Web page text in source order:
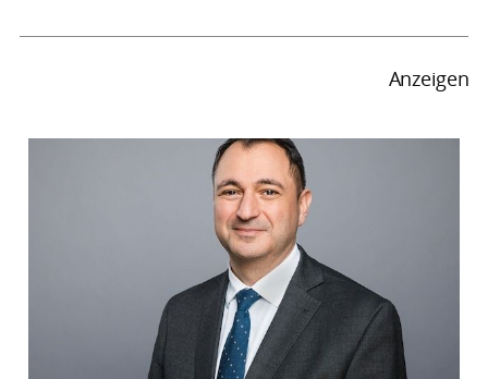
Anzeigen